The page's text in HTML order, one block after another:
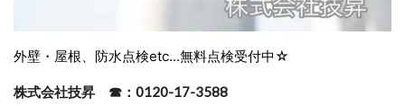
外壁・屋根、防水点検etc...無料点検受付中☆
株式会社技昇 ☎：0120-17-3588